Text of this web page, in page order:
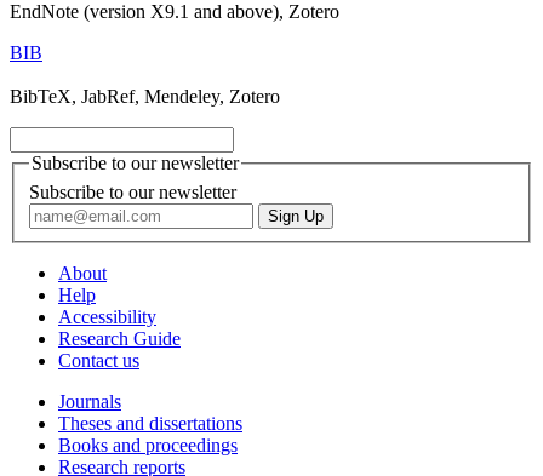
EndNote (version X9.1 and above), Zotero
BIB
BibTeX, JabRef, Mendeley, Zotero
Subscribe to our newsletter
Subscribe to our newsletter
About
Help
Accessibility
Research Guide
Contact us
Journals
Theses and dissertations
Books and proceedings
Research reports